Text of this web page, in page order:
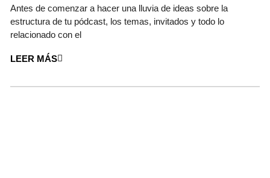
Antes de comenzar a hacer una lluvia de ideas sobre la
estructura de tu pódcast, los temas, invitados y todo lo
relacionado con el
LEER MÁS